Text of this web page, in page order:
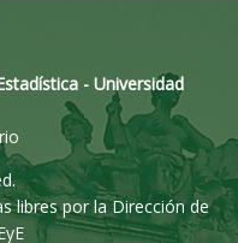
- Universidad
libres por la Dirección de